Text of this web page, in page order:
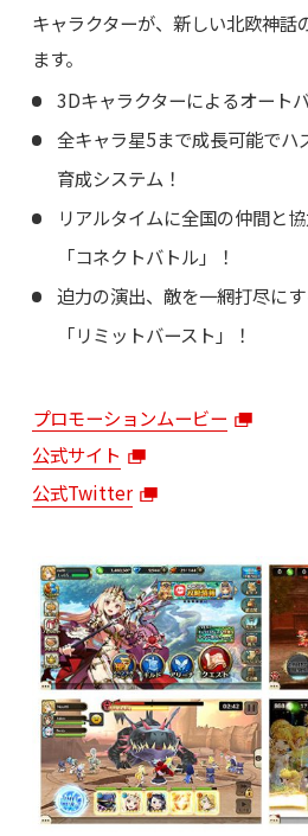
キャラクターが、新しい北欧神話
ます。
3Dキャラクターによるオート
全キャラ星5まで成長可能でハ
育成システム！
リアルタイムに全国の仲間と
「コネクトバトル」！
迫力の演出、敵を一網打尽に
「リミットバースト」！
プロモーションムービー
公式サイト
公式Twitter